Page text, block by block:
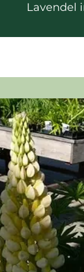
Lavendel